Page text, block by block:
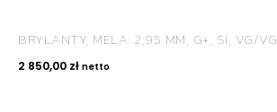
BRYLANTY, MELA: 2,95 MM, G+, SI, VG/VG
2 850,00 zł netto
KONTAKT